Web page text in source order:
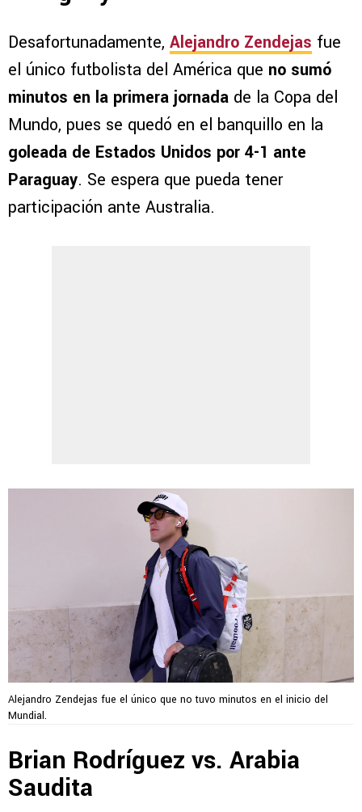
Desafortunadamente, Alejandro Zendejas fue
el único futbolista del América que no sumó
minutos en la primera jornada de la Copa del
Mundo, pues se quedó en el banquillo en la
goleada de Estados Unidos por 4-1 ante
Paraguay. Se espera que pueda tener
participación ante Australia.
Alejandro Zendejas fue el único que no tuvo minutos en el inicio del
Mundial.
Brian Rodríguez vs. Arabia
Saudita